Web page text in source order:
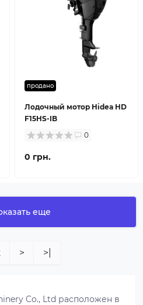
продано
Лодочный мотор Hidea HD
F15HS-IB
0
0 грн.
еще
> >|
Co., Ltd расположен в